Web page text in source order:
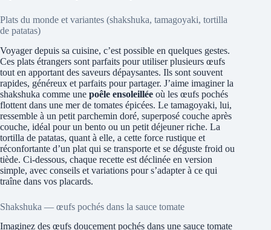
Plats du monde et variantes (shakshuka, tamagoyaki, tortilla
de patatas)
Voyager depuis sa cuisine, c’est possible en quelques gestes.
Ces plats étrangers sont parfaits pour utiliser plusieurs œufs
tout en apportant des saveurs dépaysantes. Ils sont souvent
rapides, généreux et parfaits pour partager. J’aime imaginer la
shakshuka comme une poêle ensoleillée où les œufs pochés
flottent dans une mer de tomates épicées. Le tamagoyaki, lui,
ressemble à un petit parchemin doré, superposé couche après
couche, idéal pour un bento ou un petit déjeuner riche. La
tortilla de patatas, quant à elle, a cette force rustique et
réconfortante d’un plat qui se transporte et se déguste froid ou
tiède. Ci-dessous, chaque recette est déclinée en version
simple, avec conseils et variations pour s’adapter à ce qui
traîne dans vos placards.
Shakshuka — œufs pochés dans la sauce tomate
Imaginez des œufs doucement pochés dans une sauce tomate